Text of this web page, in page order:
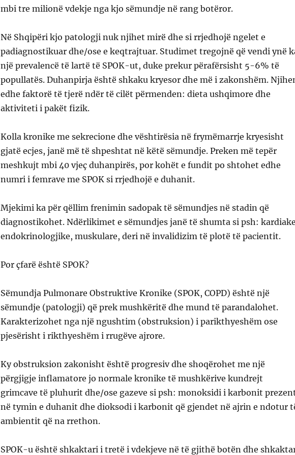
mbi tre milionë vdekje nga kjo sëmundje në rang botëror.
Në Shqipëri kjo patologji nuk njihet mirë dhe si rrjedhojë ngelet e
padiagnostikuar dhe/ose e keqtrajtuar. Studimet tregojnë që vendi ynë
një prevalencë të lartë të SPOK-ut, duke prekur përafërsisht 5-6% të
popullatës. Duhanpirja është shkaku kryesor dhe më i zakonshëm.
edhe faktorë të tjerë ndër të cilët përmenden: dieta ushqimore dhe
aktiviteti i pakët fizik.
Kolla kronike me sekrecione dhe vështirësia në frymëmarrje kryesisht
gjatë ecjes, janë më të shpeshtat në këtë sëmundje. Preken më tepër
meshkujt mbi 40 vjeç duhanpirës, por kohët e fundit po shtohet edhe
numri i femrave me SPOK si rrjedhojë e duhanit.
Mjekimi ka për qëllim frenimin sadopak të sëmundjes në stadin që
diagnostikohet. Ndërlikimet e sëmundjes janë të shumta si psh:
endokrinologjike, muskulare, deri në invalidizim të plotë të pacientit.
Por çfarë është SPOK?
Sëmundja Pulmonare Obstruktive Kronike (SPOK, COPD) është një
sëmundje (patologji) që prek mushkëritë dhe mund të parandalohet.
Karakterizohet nga një ngushtim (obstruksion) i parikthyeshëm ose
pjesërisht i rikthyeshëm i rrugëve ajrore.
Ky obstruksion zakonisht është progresiv dhe shoqërohet me një
përgjigje inflamatore jo normale kronike të mushkërive kundrejt
grimcave të pluhurit dhe/ose gazeve si psh: monoksidi i karbonit
në tymin e duhanit dhe dioksodi i karbonit që gjendet në ajrin e ndotur
ambientit që na rrethon.
SPOK-u është shkaktari i tretë i vdekjeve në të gjithë botën dhe